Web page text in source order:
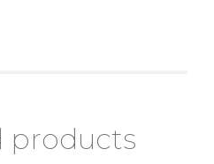
products